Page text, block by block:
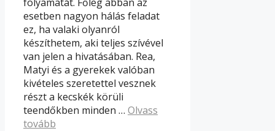
esetben nagyon hálás feladat
ez, ha valaki olyanról
készíthetem, aki teljes szívével
van jelen a hivatásában. Rea,
Matyi és a gyerekek valóban
kivételes szeretettel vesznek
részt a kecskék körüli
teendőkben minden … Olvass
tovább